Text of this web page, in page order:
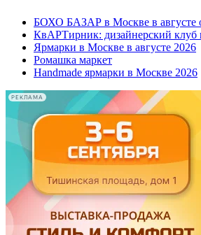
БОХО БАЗАР в Москве в августе
КвАРТирник: дизайнерский клуб
Ярмарки в Москве в августе 2026
Ромашка маркет
Handmade ярмарки в Москве 2026
РЕКЛАМА